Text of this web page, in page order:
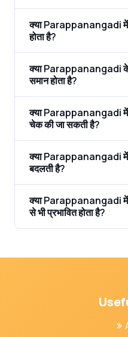
क्या Parappanangadi में
होता है?
क्या Parappanangadi के
समान होता है?
क्या Parappanangadi में
चेक की जा सकती है?
क्या Parappanangadi में
बदलती है?
क्या Parappanangadi में
से भी प्रभावित होता है?